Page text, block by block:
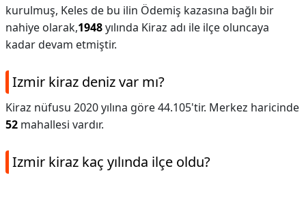
kurulmuş, Keles de bu ilin Ödemiş kazasına bağlı bir
nahiye olarak,1948yılında Kiraz adı ile ilçe oluncaya
kadar devam etmiştir.
Izmir kiraz deniz var mı?
Kiraz nüfusu 2020 yılına göre 44.105'tir. Merkez haricinde
52 mahallesi vardır.
Izmir kiraz kaç yılında ilçe oldu?